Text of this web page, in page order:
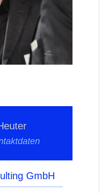
GmbH